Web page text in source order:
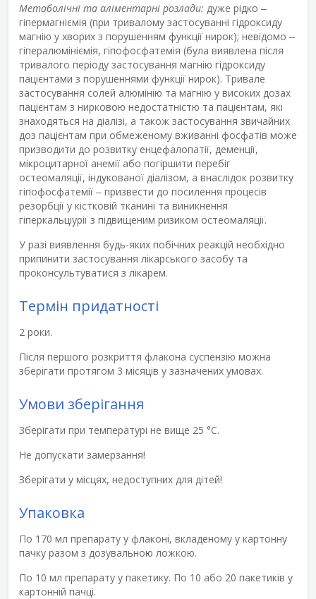
Метаболічні та аліментарні розлади: дуже рідко ‒
гіпермагніємія (при тривалому застосуванні гідроксиду
магнію у хворих з порушенням функції нирок); невідомо ‒
гіпералюмініємія, гіпофосфатемія (була виявлена після
тривалого періоду застосування магнію гідроксиду
пацієнтами з порушеннями функції нирок). Тривале
застосування солей алюмінію та магнію у високих дозах
пацієнтам з нирковою недостатністю та пацієнтам, які
знаходяться на діалізі, а також застосування звичайних
доз пацієнтам при обмеженому вживанні фосфатів може
призводити до розвитку енцефалопатії, деменції,
мікроцитарної анемії або погіршити перебіг
остеомаляції, індукованої діалізом, а внаслідок розвитку
гіпофосфатемії ‒ призвести до посилення процесів
резорбції у кістковій тканині та виникнення
гіперкальціурії з підвищеним ризиком остеомаляції.
У разі виявлення будь-яких побічних реакцій необхідно
припинити застосування лікарського засобу та
проконсультуватися з лікарем.
Термін придатності
2 роки.
Після першого розкриття флакона суспензію можна
зберігати протягом 3 місяців у зазначених умовах.
Умови зберігання
Зберігати при температурі не вище 25 °С.
Не допускати замерзання!
Зберігати у місцях, недоступних для дітей!
Упаковка
По 170 мл препарату у флаконі, вкладеному у картонну
пачку разом з дозувальною ложкою.
По 10 мл препарату у пакетику. По 10 або 20 пакетиків у
картонній пачці.